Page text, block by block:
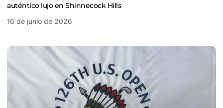
auténtico lujo en Shinnecock Hills
16 de junio de 2026